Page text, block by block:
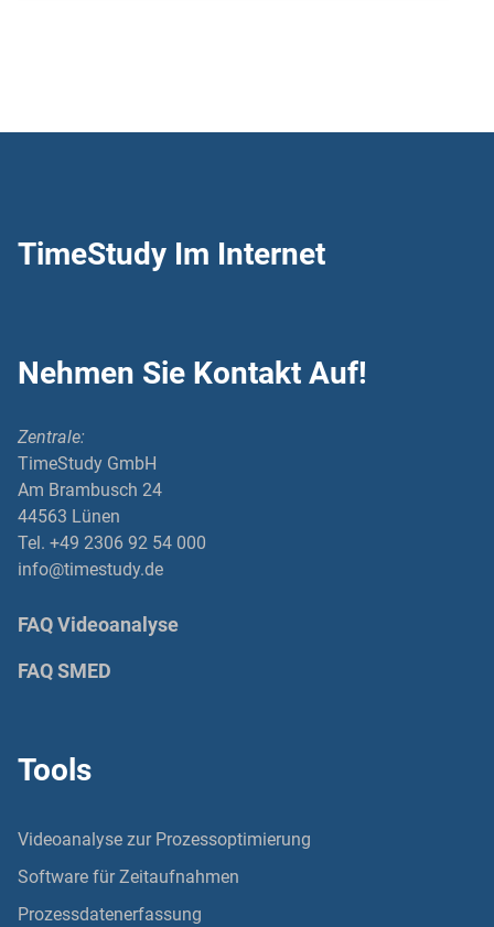
TimeStudy Im Internet
Nehmen Sie Kontakt Auf!
Zentrale:
TimeStudy GmbH
Am Brambusch 24
44563 Lünen
Tel. +49 2306 92 54 000
info@timestudy.de
FAQ Videoanalyse
FAQ SMED
Tools
Videoanalyse zur Prozessoptimierung
Software für Zeitaufnahmen
Prozessdatenerfassung